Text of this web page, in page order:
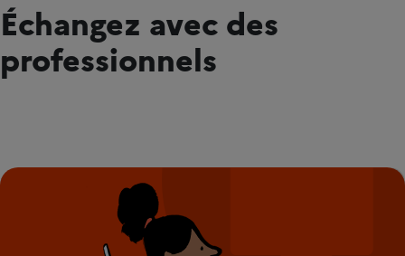
Échangez avec des
professionnels